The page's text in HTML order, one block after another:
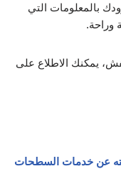
بالمعلومات التي
وراحة.
يمكنك الاطلاع على
عن خدمات السطحات